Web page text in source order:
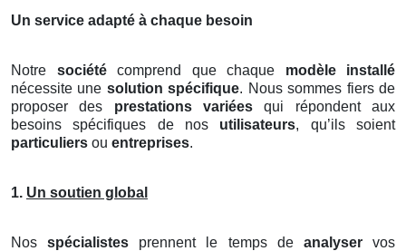
Un service adapté à chaque besoin
Notre sociétécomprend que chaque modèle installé
nécessite une solution spécifique. Nous sommes fiers de
proposer des prestations variées qui répondent aux
besoins spécifiques de nos utilisateurs, qu’ils soient
particuliers ou entreprises.
1. Un soutien global
Nosspécialistes prennent le temps de analyservos